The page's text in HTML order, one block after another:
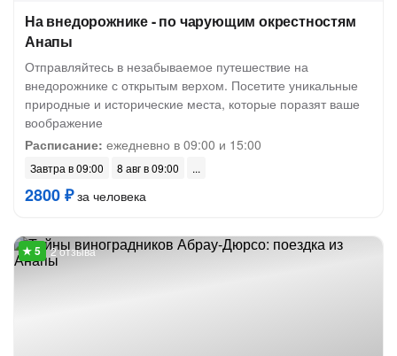
На внедорожнике - по чарующим окрестностям
Анапы
Отправляйтесь в незабываемое путешествие на
внедорожнике с открытым верхом. Посетите уникальные
природные и исторические места, которые поразят ваше
воображение
Расписание: ежедневно в 09:00 и 15:00
Завтра в 09:00 8 авг в 09:00
2800 ₽за человека
2 отзыва